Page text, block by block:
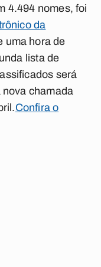
4.494 nomes, foi
da
uma hora de
lista de
será
nova chamada
Confira o